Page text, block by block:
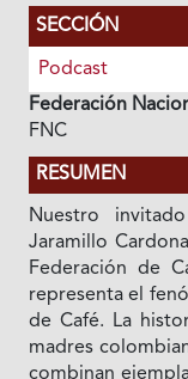
SECCIÓN
Podcast
Federación
FNC
RESUMEN
Nuestro
Jaramillo
Federación de
representa el
de Café. La
madres
combinan